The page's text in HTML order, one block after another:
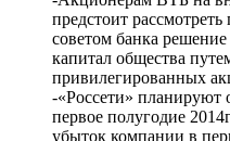
предстоит
советом банка
капитал общества
привилегированных
-«Россети» планируют
первое полугодие
убыток компании в